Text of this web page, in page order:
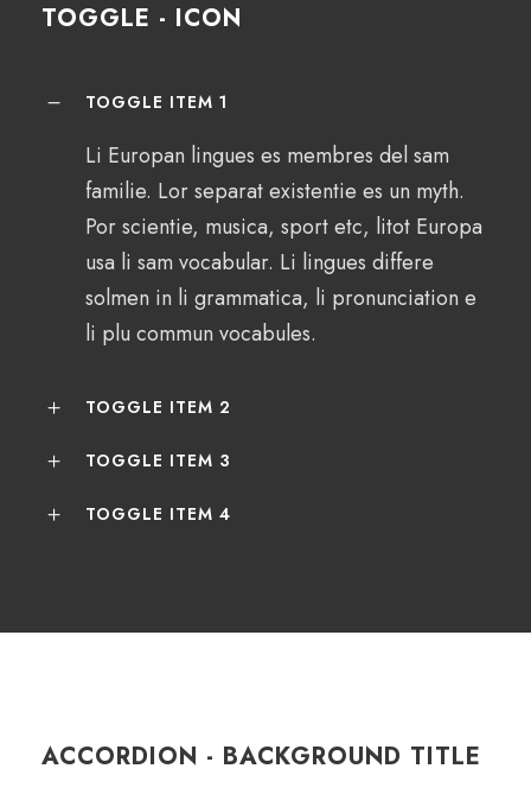
TOGGLE - ICON
TOGGLE ITEM 1
Li Europan lingues es membres del sam
familie. Lor separat existentie es un myth.
Por scientie, musica, sport etc, litot Europa
usa li sam vocabular. Li lingues differe
solmen in li grammatica, li pronunciation e
li plu commun vocabules.
TOGGLE ITEM 2
TOGGLE ITEM 3
TOGGLE ITEM 4
ACCORDION - BACKGROUND TITLE